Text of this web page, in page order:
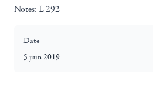
Notes: L 292
Date
5 juin 2019